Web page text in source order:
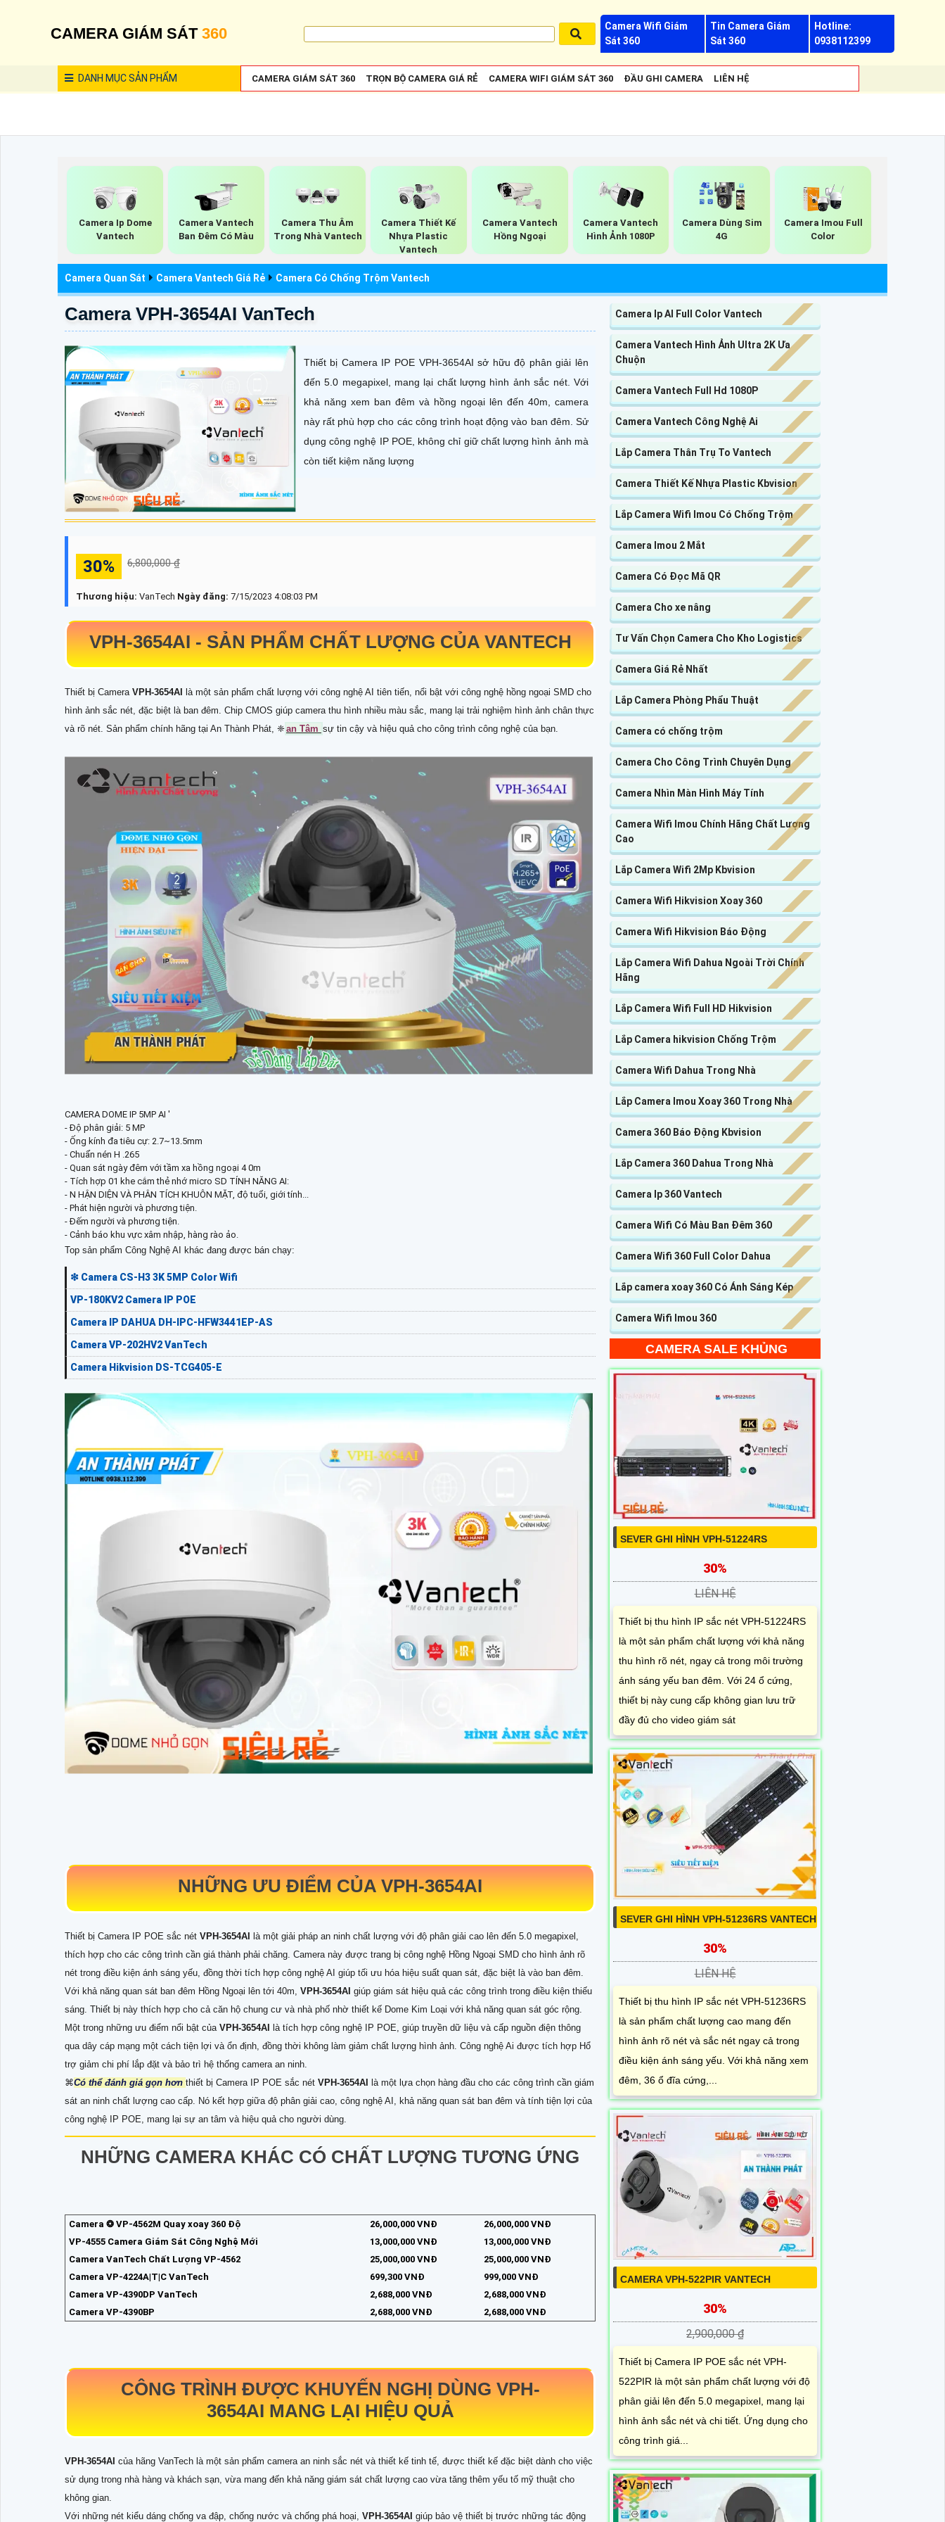
CAMERA GIÁM SÁT 360
Camera Wifi Giám
Sát 360
Tin Camera Giám
Sát 360
Hotline:
0938112399
DANH MỤCSẢN PHẨM CAMERA GIÁM SÁT 360 TRỌN BỘ CAMERA GIÁ RẺ CAMERA WIFI GIÁM SÁT 360 ĐẦU GHI CAMERA LIÊN HỆ
Camera Ip Dome
Vantech
Camera Vantech
Ban Đêm Có Màu
Camera Thu Âm
Trong Nhà Vantech
Camera Thiết Kế
Nhựa Plastic
Vantech
Camera Vantech
Hồng Ngoại
Camera Vantech
Hình Ảnh 1080P
Camera Dùng Sim
4G
Camera Imou Full
Color
Camera Quan Sát Camera Vantech Giá Rẻ Camera Có Chống Trộm Vantech
Camera VPH-3654AI VanTech
Thiết bị Camera IP POE VPH-3654AI sở hữu độ phân giải lên
đến 5.0 megapixel, mang lại chất lượng hình ảnh sắc nét. Với
khả năng xem ban đêm và hồng ngoại lên đến 40m, camera
này rất phù hợp cho các công trình hoạt động vào ban đêm. Sử
dụng công nghệ IP POE, không chỉ giữ chất lượng hình ảnh mà
còn tiết kiệm năng lượng
30% 6,800,000 ₫
Thương hiệu: VanTech Ngày đăng: 7/15/2023 4:08:03 PM
VPH-3654AI-SẢN PHẨM CHẤT LƯỢNG CỦA VANTECH
Thiết bị Camera VPH-3654AI
là một sản phẩm chất lượng với công nghệ AI tiên tiến, nổi bật với công nghệ hồng ngoại SMD cho
hình ảnh sắc nét, đặc biệt là ban đêm. Chip CMOS giúp camera thu hình nhiều màu sắc, mang lại trải nghiệm hình ảnh chân thực
và rõ nét. Sản phẩm chính hãng tại An Thành Phát, ❈an Tâm sự tin cậy và hiệu quả cho công trình công nghệ của bạn.
CAMERA DOME IP 5MP AI '
- Độ phân giải: 5 MP
- Ống kính đa tiêu cự: 2.7~13.5mm
- Chuẩn nén H .265
- Quan sát ngày đêm với tầm xa hồng ngoại 4 0m
- Tích hợp 01 khe cắm thẻ nhớ micro SD TÍNH NĂNG AI:
- N HẬN DIỆN VÀ PHÂN TÍCH KHUÔN MẶT, độ tuổi, giới tính...
- Phát hiện người và phương tiện.
- Đếm người và phương tiện.
- Cảnh báo khu vực xâm nhập, hàng rào ảo.
Top sản phẩm Công Nghệ AI khác đang được bán chạy:
❇ Camera CS-H3 3K 5MP Color Wifi
VP-180KV2 Camera IP POE
Camera IP DAHUA DH-IPC-HFW3441EP-AS
Camera VP-202HV2 VanTech
Camera Hikvision DS-TCG405-E
NHỮNG ƯU ĐIỂM CỦAVPH-3654AI
Thiết bị Camera IP POE sắc nét VPH-3654AI
là một giải pháp an ninh chất lượng với độ phân giải cao lên đến 5.0 megapixel,
thích hợp cho các công trình cần giá thành phải chăng. Camera này được trang bị công nghệ Hồng Ngoại SMD cho hình ảnh rõ
nét trong điều kiện ánh sáng yếu, đồng thời tích hợp công nghệ AI giúp tối ưu hóa hiệu suất quan sát, đặc biệt là vào ban đêm.
Với khả năng quan sát ban đêm Hồng Ngoại lên tới 40m, VPH-3654AI giúp giám sát hiệu quả các công trình trong điều kiện thiếu
sáng. Thiết bị này thích hợp cho cả căn hộ chung cư và nhà phố nhờ thiết kế Dome Kim Loại với khả năng quan sát góc rộng.
Một trong những ưu điểm nổi bật của VPH-3654AI
là tích hợp công nghệ IP POE, giúp truyền dữ liệu và cấp nguồn điện thông
qua dây cáp mạng một cách tiện lợi và ổn định, đồng thời không làm giảm chất lượng hình ảnh. Công nghệ Ai được tích hợp Hổ
trợ giảm chi phí lắp đặt và bảo trì hệ thống camera an ninh.
⌘Có thể đánh giá gọn hơn thiết bị Camera IP POE sắc nét VPH-3654AI
là một lựa chọn hàng đầu cho các công trình cần giám
sát an ninh chất lượng cao cấp. Nó kết hợp giữa độ phân giải cao, công nghệ AI, khả năng quan sát ban đêm và tính tiện lợi của
công nghệ IP POE, mang lại sự an tâm và hiệu quả cho người dùng.
NHỮNG CAMERA KHÁC CÓ CHẤT LƯỢNG TƯƠNG ỨNG
Camera ❂ VP-4562M Quay xoay 360 Độ 26,000,000 VNĐ
26,000,000 VNĐ
VP-4555 Camera Giám Sát Công Nghệ Mới
13,000,000 VNĐ
13,000,000 VNĐ
Camera VanTech Chất Lượng VP-4562
25,000,000 VNĐ
25,000,000 VNĐ
Camera VP-4224A|T|C VanTech
699,300 VNĐ
999,000 VNĐ
Camera VP-4390DP VanTech
2,688,000 VNĐ
2,688,000 VNĐ
Camera VP-4390BP
2,688,000 VNĐ 2,688,000 VNĐ
CÔNG TRÌNH ĐƯỢC KHUYẾN NGHỊ DÙNG VPH-
3654AI MANG LẠI HIỆU QUẢ
VPH-3654AI của hãng VanTech là một sản phẩm camera an ninh sắc nét và thiết kế tinh tế, được thiết kế đặc biệt dành cho việc
sử dụng trong nhà hàng và khách sạn, vừa mang đến khả năng giám sát chất lượng cao vừa tăng thêm yếu tố mỹ thuật cho
không gian.
Với những nét kiểu dáng chống va đập, chống nước và chống phá hoại, VPH-3654AI giúp bảo vệ thiết bị trước những tác động
Camera Ip AI Full Color Vantech
Camera Vantech Hình Ảnh Ultra 2K Ưa
Chuộn
Camera Vantech Full Hd 1080P
Camera Vantech Công Nghệ Ai
Lắp Camera Thân Trụ To Vantech
Camera Thiết Kế Nhựa Plastic Kbvision
Lắp Camera Wifi Imou Có Chống Trộm
Camera Imou 2 Mắt
Camera Có Đọc Mã QR
Camera Cho xe nâng
Tư Vấn Chọn Camera Cho Kho Logistics
Camera Giá Rẻ Nhất
Lắp Camera Phòng Phẩu Thuật
Camera có chống trộm
Camera Cho Công Trình Chuyên Dụng
Camera Nhìn Màn Hình Máy Tính
Camera Wifi Imou Chính Hãng Chất Lượng
Cao
Lắp Camera Wifi 2Mp Kbvision
Camera Wifi Hikvision Xoay 360
Camera Wifi Hikvision Báo Động
Lắp Camera Wifi Dahua Ngoài Trời Chính
Hãng
Lắp Camera Wifi Full HD Hikvision
Lắp Camera hikvision Chống Trộm
Camera Wifi Dahua Trong Nhà
Lắp Camera Imou Xoay 360 Trong Nhà
Camera 360 Báo Động Kbvision
Lắp Camera 360 Dahua Trong Nhà
Camera Ip 360 Vantech
Camera Wifi Có Màu Ban Đêm 360
Camera Wifi 360 Full Color Dahua
Lắp camera xoay 360 Có Ánh Sáng Kép
Camera Wifi Imou 360
CAMERA SALE KHỦNG
SEVER GHI HÌNH VPH-51224RS
30%
LIÊN HỆ
Thiết bị thu hình IP sắc nét VPH-51224RS
là một sản phẩm chất lượng với khả năng
thu hình rõ nét, ngay cả trong môi trường
ánh sáng yếu ban đêm. Với 24 ổ cứng,
thiết bị này cung cấp không gian lưu trữ
đầy đủ cho video giám sát
SEVER GHI HÌNH VPH-51236RS VANTECH
30%
LIÊN HỆ
Thiết bị thu hình IP sắc nét VPH-51236RS
là sản phẩm chất lượng cao mang đến
hình ảnh rõ nét và sắc nét ngay cả trong
điều kiện ánh sáng yếu. Với khả năng xem
đêm, 36 ổ đĩa cứng,...
CAMERA VPH-522PIR VANTECH
30%
2,900,000 ₫
Thiết bị Camera IP POE sắc nét VPH-
522PIR là một sản phẩm chất lượng với độ
phân giải lên đến 5.0 megapixel, mang lại
hình ảnh sắc nét và chi tiết. Ứng dụng cho
công trình giá...